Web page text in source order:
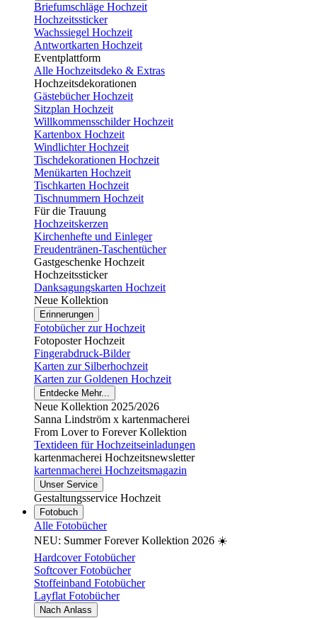
Briefumschläge Hochzeit
Hochzeitssticker
Wachssiegel Hochzeit
Antwortkarten Hochzeit
Eventplattform
Alle Hochzeitsdeko & Extras
Hochzeitsdekorationen
Gästebücher Hochzeit
Sitzplan Hochzeit
Willkommensschilder Hochzeit
Kartenbox Hochzeit
Windlichter Hochzeit
Tischdekorationen Hochzeit
Menükarten Hochzeit
Tischkarten Hochzeit
Tischnummern Hochzeit
Für die Trauung
Hochzeitskerzen
Kirchenhefte und Einleger
Freudentränen-Taschentücher
Gastgeschenke Hochzeit
Hochzeitssticker
Danksagungskarten Hochzeit
Neue Kollektion
Erinnerungen
Fotobücher zur Hochzeit
Fotoposter Hochzeit
Fingerabdruck-Bilder
Karten zur Silberhochzeit
Karten zur Goldenen Hochzeit
Entdecke Mehr...
Neue Kollektion 2025/2026
Sanna Lindström x kartenmacherei
From Lover to Forever Kollektion
Textideen für Hochzeitseinladungen
kartenmacherei Hochzeitsnewsletter
kartenmacherei Hochzeitsmagazin
Unser Service
Gestaltungsservice Hochzeit
Fotobuch
Alle Fotobücher
NEU: Summer Forever Kollektion 2026 ☀️
Hardcover Fotobücher
Softcover Fotobücher
Stoffeinband Fotobücher
Layflat Fotobücher
Nach Anlass